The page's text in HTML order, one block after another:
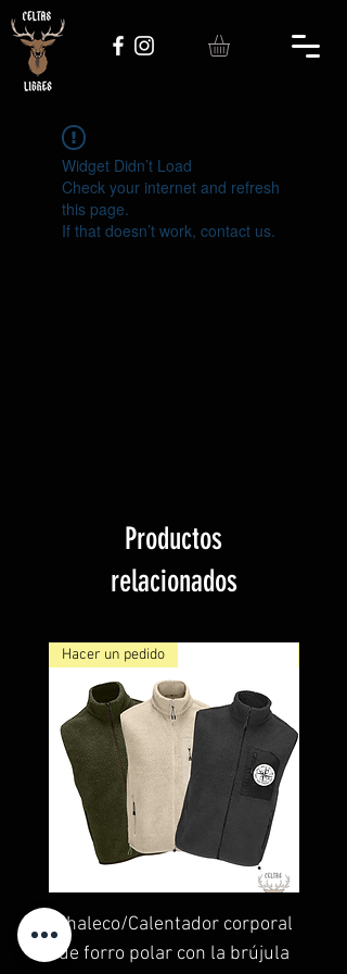
Widget Didn’t Load
Check your internet and refresh
this page.
If that doesn’t work, contact us.
Productos
relacionados
Hacer un pedido
Chaleco/Calentador corporal
de forro polar con la brújula